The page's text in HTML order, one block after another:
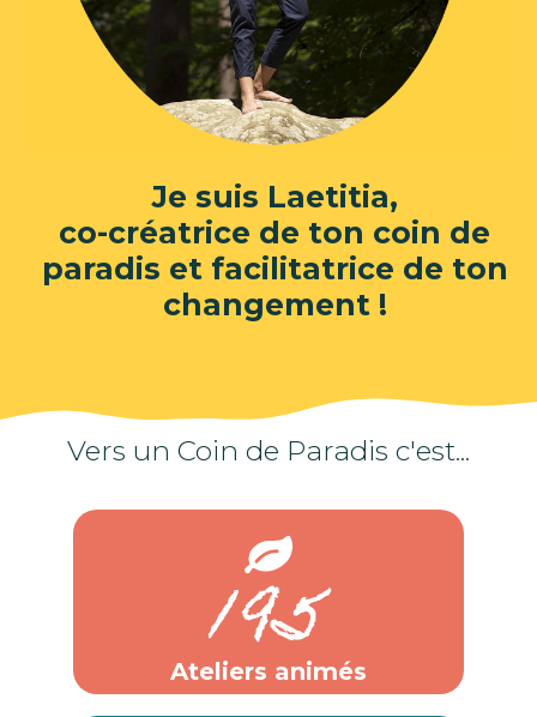
Je suis Laetitia,
co-créatrice de ton coin de
paradis et facilitatrice de ton
changement !
Vers un Coin de Paradis c'est...
195
Ateliers animés